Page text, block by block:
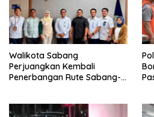
Walikota Sabang
Perjuangkan Kembali
Penerbangan Rute Sabang-